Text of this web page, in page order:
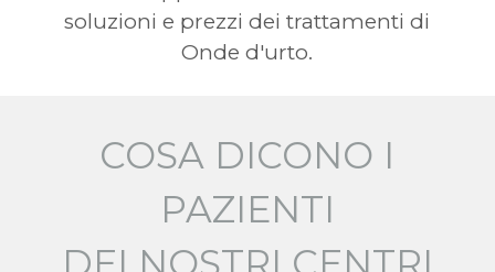
soluzioni e prezzi dei trattamenti di
Onde d'urto.
COSA DICONO I
PAZIENTI